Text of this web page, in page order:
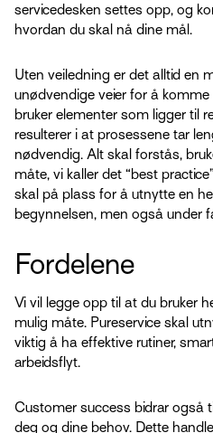
servicedesken settes opp, og
hvordan du skal nå dine mål.
Uten veiledning er det alltid en
unødvendige veier for å
bruker elementer som ligger til
resulterer i at prosessene tar
nødvendig. Alt skal forstås,
måte, vi kaller det “best
skal på plass for å utnytte en
begynnelsen, men også under
Fordelene
Vi vil legge opp til at du bruker
mulig måte. Pureservice skal
viktig å ha effektive rutiner,
arbeidsflyt.
Customer success bidrar også
deg og dine behov. Dette